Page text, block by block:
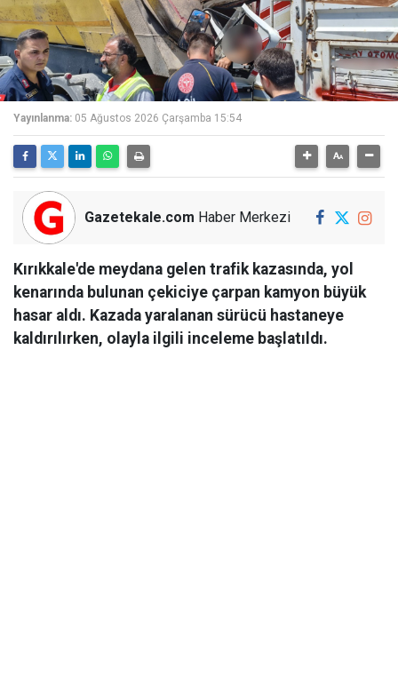
Yayınlanma: 05 Ağustos 2026 Çarşamba 15:54
Gazetekale.com Haber Merkezi
Kırıkkale'de meydana gelen trafik kazasında, yol
kenarında bulunan çekiciye çarpan kamyon büyük
hasar aldı. Kazada yaralanan sürücü hastaneye
kaldırılırken, olayla ilgili inceleme başlatıldı.